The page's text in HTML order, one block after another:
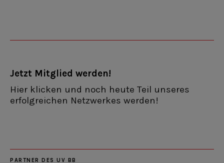
Jetzt Mitglied werden!
Hier klicken und noch heute Teil unseres
erfolgreichen Netzwerkes werden!
PARTNER DES UV BB